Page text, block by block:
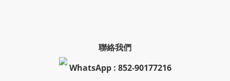
聯絡我們
WhatsApp : 852-90177216